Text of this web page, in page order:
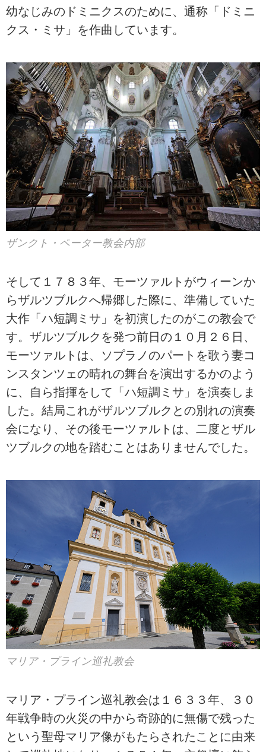
幼なじみのドミニクスのために、通称「ドミニ
クス・ミサ」を作曲しています。
ザンクト・ペーター教会内部
そして１７８３年、モーツァルトがウィーンか
らザルツブルクへ帰郷した際に、準備していた
大作「ハ短調ミサ」を初演したのがこの教会で
す。ザルツブルクを発つ前日の１０月２６日、
モーツァルトは、ソプラノのパートを歌う妻コ
ンスタンツェの晴れの舞台を演出するかのよう
に、自ら指揮をして「ハ短調ミサ」を演奏しま
した。結局これがザルツブルクとの別れの演奏
会になり、その後モーツァルトは、二度とザル
ツブルクの地を踏むことはありませんでした。
マリア・プライン巡礼教会
マリア・プライン巡礼教会は１６３３年、３０
年戦争時の火災の中から奇跡的に無傷で残った
という聖母マリア像がもたらされたことに由来